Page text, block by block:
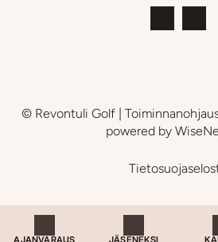
AJANVARAUS JÄSENEKSI
© Revontuli Golf |
powered by